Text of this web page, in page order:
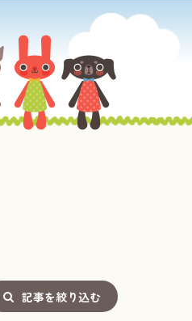
気について
記事を絞り込む